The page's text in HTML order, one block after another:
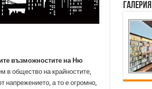
възможностите на Ню
в общество на крайностите,
напрежението, а то е огромно,
Галерия